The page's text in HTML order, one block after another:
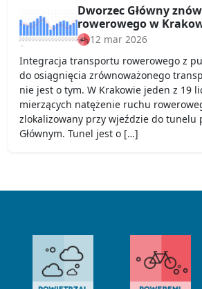
Dworzec Główny
rowerowego w
12 mar 2026
Integracja transportu rowerowego z
do osiągnięcia zrównoważonego
nie jest o tym. W Krakowie jeden z 19
mierzących natężenie ruchu
zlokalizowany przy wjeździe do tunelu
Głównym. Tunel jest o […]